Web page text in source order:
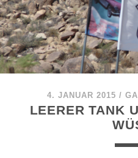
4. JANUAR 2015 /
LEERER TANK